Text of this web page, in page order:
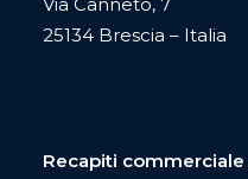
25134 Brescia – Italia
Recapiti